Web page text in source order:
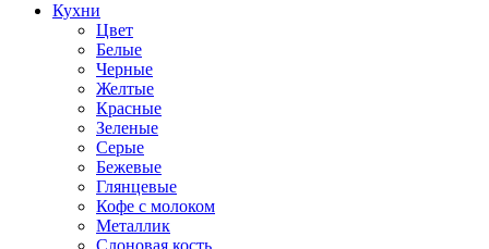
Кухни
Цвет
Белые
Черные
Желтые
Красные
Зеленые
Серые
Бежевые
Глянцевые
Кофе с молоком
Металлик
Слоновая кость